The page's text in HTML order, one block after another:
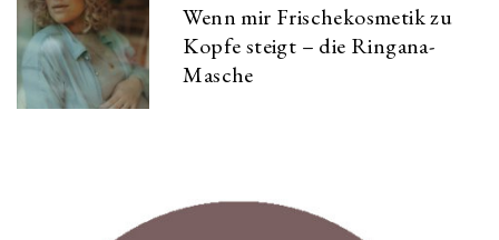
Wenn mir Frischekosmetik zu
Kopfe steigt – die Ringana-
Masche